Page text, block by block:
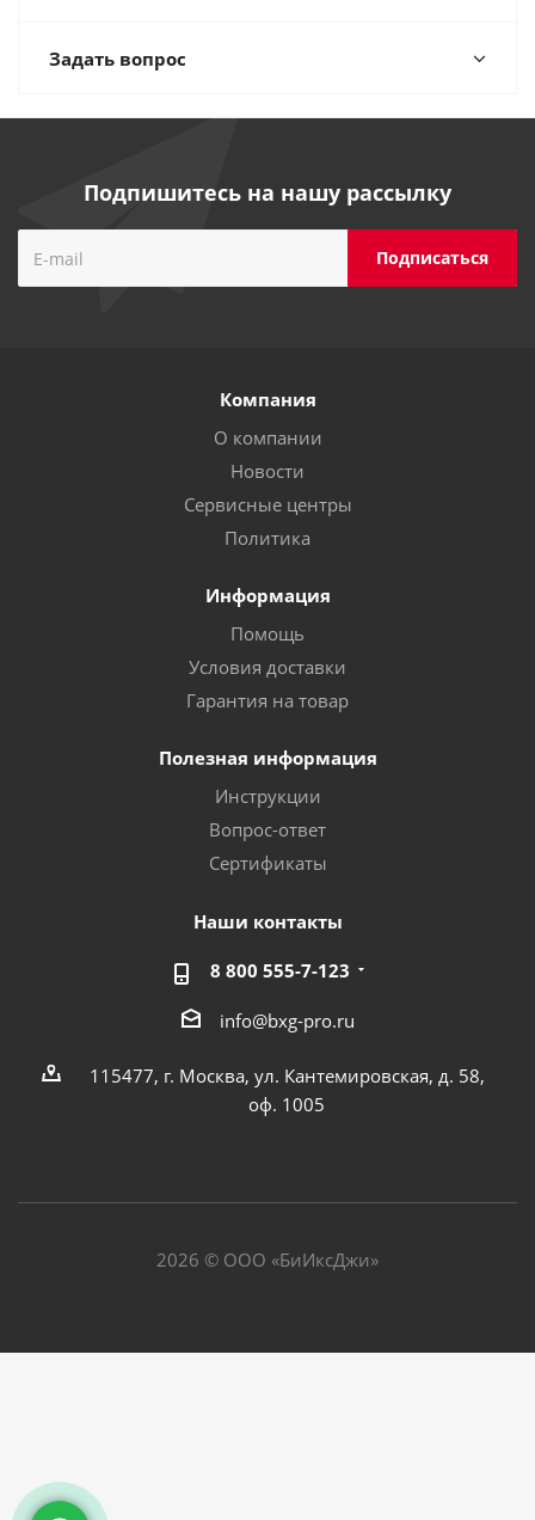
Задать вопрос
Подпишитесь на нашу рассылку
Компания
О компании
Новости
Сервисные центры
Политика
Информация
Помощь
Условия доставки
Гарантия на товар
Полезная информация
Инструкции
Вопрос-ответ
Сертификаты
Наши контакты
8 800 555-7-123
info@bxg-pro.ru
115477, г. Москва, ул. Кантемировская, д. 58,
оф. 1005
2026 © ООО «БиИксДжи»